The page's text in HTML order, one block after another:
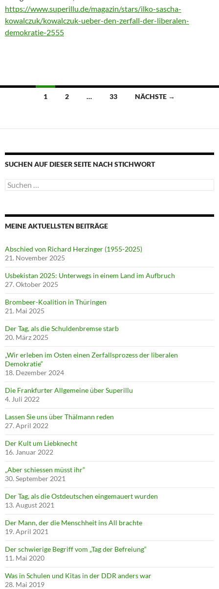
https://www.superillu.de/magazin/stars/ilko-sascha-
kowalczuk/kowalczuk-ueber-den-zerfall-der-liberalen-
demokratie-2555
Beitragsnavigation
1 2 … 33 NÄCHSTE →
SUCHEN AUF DIESER SEITE NACH STICHWORT
Suche
nach:
MEINE AKTUELLSTEN BEITRÄGE
Abschied von Richard Herzinger (1955-2025)
21. November 2025
Usbekistan 2025: Unterwegs in einem Land im Aufbruch
27. Oktober 2025
Brombeer-Koalition in Thüringen
21. Mai 2025
Der Tag, als die Schuldenbremse starb
20. März 2025
„Wir erleben im Osten einen Zerfallsprozess der liberalen
Demokratie“
18. Dezember 2024
Die Frankfurter Allgemeine über Superillu
4. Juli 2022
Lassen Sie uns über Thälmann reden
27. April 2022
Der Kult um Liebknecht
16. Januar 2022
„Aber schiessen müsst ihr“
30. September 2021
Der Tag, als die Ostdeutschen eingemauert wurden
13. August 2021
Der Mann, der die Menschheit ins All brachte
19. April 2021
Der schwierige Begriff vom „Tag der Befreiung“
11. Mai 2020
Was in Schulen und Kitas in der DDR anders war
28. Mai 2019